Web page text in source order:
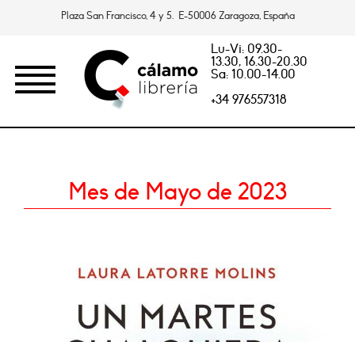
Plaza San Francisco, 4 y 5. E-50006 Zaragoza, España
Lu-Vi: 09.30-
13.30, 16.30-20.30
Sa: 10.00-14.00
+34 976557318
Mes de Mayo de 2023